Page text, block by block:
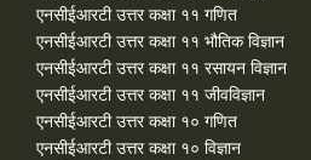
एनसीईआरटी उत्तर कक्षा ११ गणित
एनसीईआरटी उत्तर कक्षा ११ भौतिक विज्ञान
एनसीईआरटी उत्तर कक्षा ११ रसायन विज्ञान
एनसीईआरटी उत्तर कक्षा ११ जीवविज्ञान
एनसीईआरटी उत्तर कक्षा १० गणित
एनसीईआरटी उत्तर कक्षा १० विज्ञान